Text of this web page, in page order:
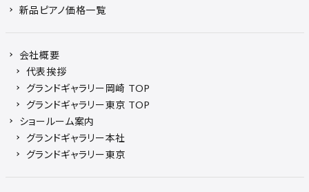
新品ピアノ価格一覧
会社概要
代表挨拶
グランドギャラリー岡崎 TOP
グランドギャラリー東京 TOP
ショールーム案内
グランドギャラリー本社
グランドギャラリー東京